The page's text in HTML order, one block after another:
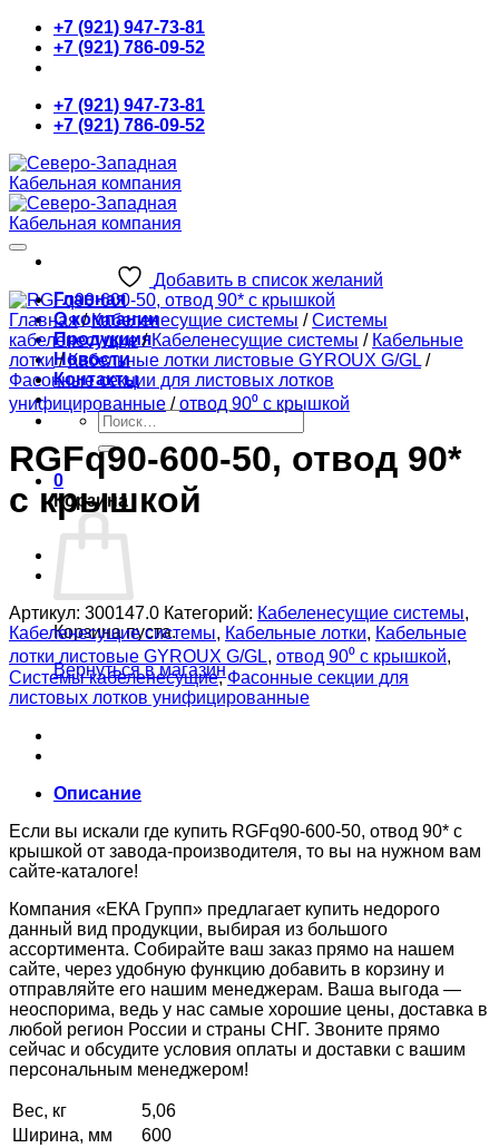
Skip
content
+7 (921) 947-73-81
+7 (921) 786-09-52
+7 (921) 947-73-81
+7 (921) 786-09-52
Главная
О компании
Продукция
Новости
Контакты
Искать:
0
Корзина
Корзина пуста.
Вернуться в магазин
Добавить в список желаний
Главная / Кабеленесущие системы / Системы
кабеленесущие / Кабеленесущие системы / Кабельные
лотки / Кабельные лотки листовые GYROUX G/GL /
Фасонные секции для листовых лотков
унифицированные / отвод 90⁰ с крышкой
RGFq90-600-50, отвод 90*
с крышкой
Артикул: 300147.0 Категорий: Кабеленесущие системы,
Кабеленесущие системы, Кабельные лотки, Кабельные
лотки листовые GYROUX G/GL, отвод 90⁰ с крышкой,
Системы кабеленесущие,Фасонные секции для
листовых лотков унифицированные
Описание
Если вы искали где купить RGFq90-600-50, отвод 90* с
крышкой от завода-производителя, то вы на нужном вам
сайте-каталоге!
Компания «ЕКА Групп» предлагает купить недорого
данный вид продукции, выбирая из большого
ассортимента. Собирайте ваш заказ прямо на нашем
сайте, через удобную функцию добавить в корзину и
отправляйте его нашим менеджерам. Ваша выгода —
неоспорима, ведь у нас самые хорошие цены, доставка в
любой регион России и страны СНГ. Звоните прямо
сейчас и обсудите условия оплаты и доставки с вашим
персональным менеджером!
Вес, кг
5,06
Ширина, мм
600